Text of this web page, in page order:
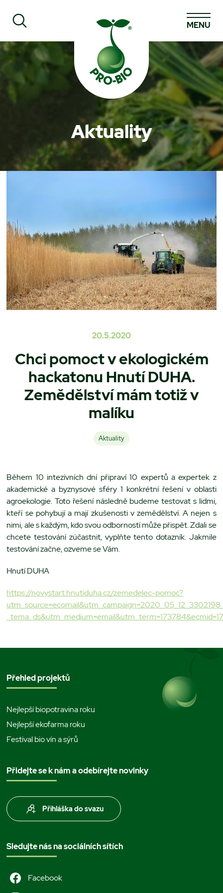
Prohledat PRO-BIO
MENU
Aktuality
20.5.2020
Chci pomoct v ekologickém
hackatonu Hnutí DUHA.
Zemědělství mám totiž v
malíku
Aktuality
Během 10 intezívních dní připraví 10 expertů a expertek z
akademické a byznysové sféry 1 konkrétní řešení v oblasti
agroekologie. Toto řešení následně budeme testovat s lidmi,
kteří se pohybují a mají zkušenosti v zemědělství. A nejen s
nimi, ale s každým, kdo svou odborností může přispět. Zdali se
chcete testování zúčastnit, vyplňte tento dotazník. Jakmile
testování začne, ozveme se Vám.
Hnutí DUHA
https://novystart.hnutiduha.cz/zemedelec-pomoc?
Přehled projektů
Nejlepší biopotravina roku
Nejlepší ekofarma roku
Festival bio vín a sýrů
Přidejte se k nám a odebírejte novinky
Přihláška do svazu
Sledujte nás na sociálních sítích
Facebook